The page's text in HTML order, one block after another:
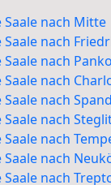
nach Mitte
nach
nach
Saale nach
nach
nach
nach
nach
nach